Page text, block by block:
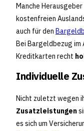
Manche
kostenfreien
auch für den
Bei Bargeldbezug im
Kreditkarten recht
Individuelle
Nicht zuletzt wegen
Zusatzleistungen
es sich um